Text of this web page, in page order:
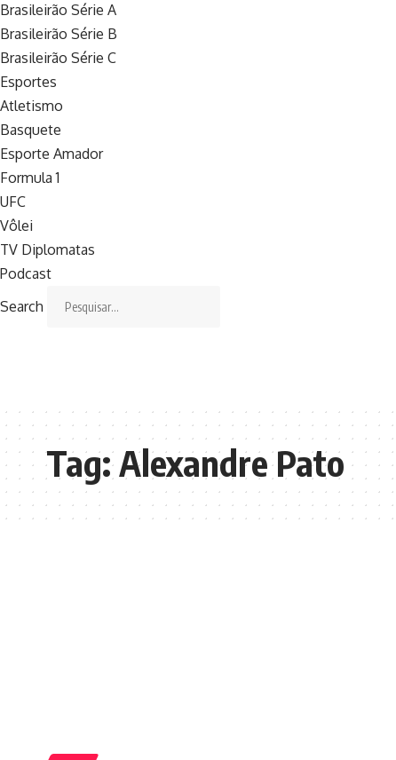
Brasileirão Série A
Brasileirão Série B
Brasileirão Série C
Esportes
Atletismo
Basquete
Esporte Amador
Formula 1
UFC
Vôlei
TV Diplomatas
Podcast
Search
Tag:Alexandre Pato